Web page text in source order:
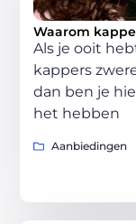
Waarom
Als je ooit
kappers
dan ben je
het hebben
Aanbiedingen